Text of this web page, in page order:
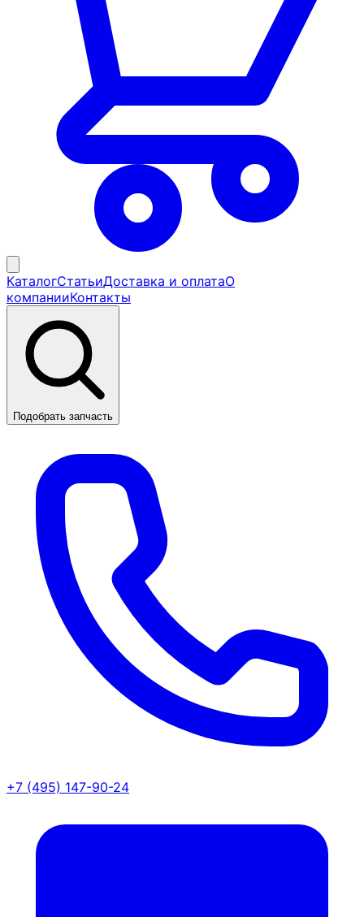
КаталогСтатьиДоставка и оплатаО
компанииКонтакты
Подобрать запчасть
+7 (495) 147-90-24